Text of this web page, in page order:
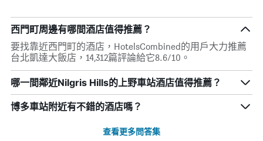
西門町周邊有哪間酒店值得推薦？
要找靠近西門町的酒店，HotelsCombined的用戶大力推薦
台北凱達大飯店，14,312篇評論給它8.6/10。
哪一間鄰近Nilgris Hills的上野車站酒店值得推薦？
博多車站附近有不錯的酒店嗎？
查看更多問答集